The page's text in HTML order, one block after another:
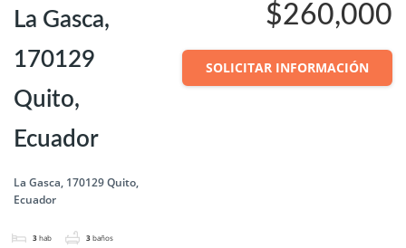
La Gasca,
170129
Quito,
Ecuador
La Gasca, 170129 Quito,
Ecuador
3 hab 3 baños
$260,000
SOLICITAR INFORMACIÓN